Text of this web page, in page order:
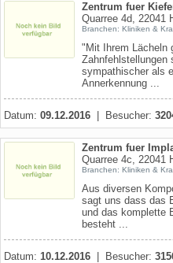
Zentrum fuer
Quarree 4d, 22041
Branchen: Kliniken &
"Mit Ihrem Lächeln
Zahnfehlstellungen
sympathischer als
Annerkennung ...
Datum: 09.12.2016 | Besucher:
Zentrum fuer
Quarree 4c, 22041
Branchen: Kliniken &
Aus diversen
sagt uns dass das
und das komplette
besteht ...
Datum: 10.12.2016 | Besucher: